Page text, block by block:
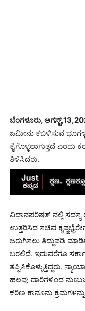
ಬೆಂಗಳೂರು,
ಜಮೀನು ಕಬಳಿಸುವ
ಕೈಗೊಳ್ಳಲಾಗುತ್ತದೆ
ತಿಳಿಸಿದರು.
ವಿಧಾನಪರಿಷತ್ ನಲ್ಲಿ
ಉತ್ತರಿಸಿದ ಸಚಿವ
ಜರುಗಿಸಲು ತಿದ್ದುಪಡಿ
ಬರಲಿದೆ. ಇದುವರೆಗೂ
ತಪ್ಪಿಸಿಕೊಳ್ಳುತ್ತಿದ್ದರು.
ಹಲವು ದಾರಿಗಳಿಂದ
ಕಠಿಣ ಕಾನೂನು